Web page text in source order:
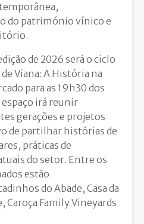
do património vínico e
de 2026 será o ciclo
Viana: A História na
para as 19h30 dos
espaço irá reunir
gerações e projetos
de partilhar histórias de
práticas de
do setor. Entre os
estão
do Abade, Casa da
Caroça Family Vineyards